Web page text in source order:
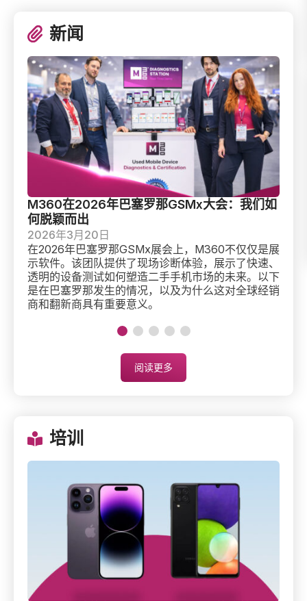
新闻
M360在2026年巴塞罗那GSMx大会：我们如何脱颖而出
M360在2026年巴塞罗那GSMx大会：我们如
何脱颖而出
2026年3月20日
在2026年巴塞罗那GSMx展会上，M360不仅仅是展
示软件。该团队提供了现场诊断体验，展示了快速、
透明的设备测试如何塑造二手手机市场的未来。以下
是在巴塞罗那发生的情况，以及为什么这对全球经销
商和翻新商具有重要意义。
阅读更多
培训
如何更好地修复 iOS 和 Android 上的连接问题